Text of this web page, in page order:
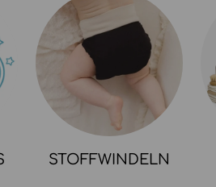
STOFFWINDELN